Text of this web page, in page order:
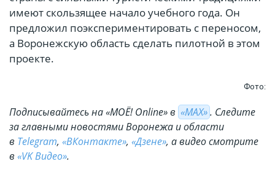
имеют скользящее начало учебного года. Он
предложил поэкспериментировать с переносом,
а Воронежскую область сделать пилотной в этом
проекте.
Фото:
Подписывайтесь на «МОЁ! Online» в «МАХ». Cледите
за главными новостями Воронежа и области
в Telegram, «ВКонтакте», «Дзене», а видео смотрите
в «VK Видео».